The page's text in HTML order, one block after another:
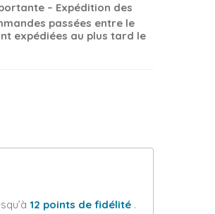
– Expédition des
passées entre le
expédiées au plus tard le
12 points de fidélité.